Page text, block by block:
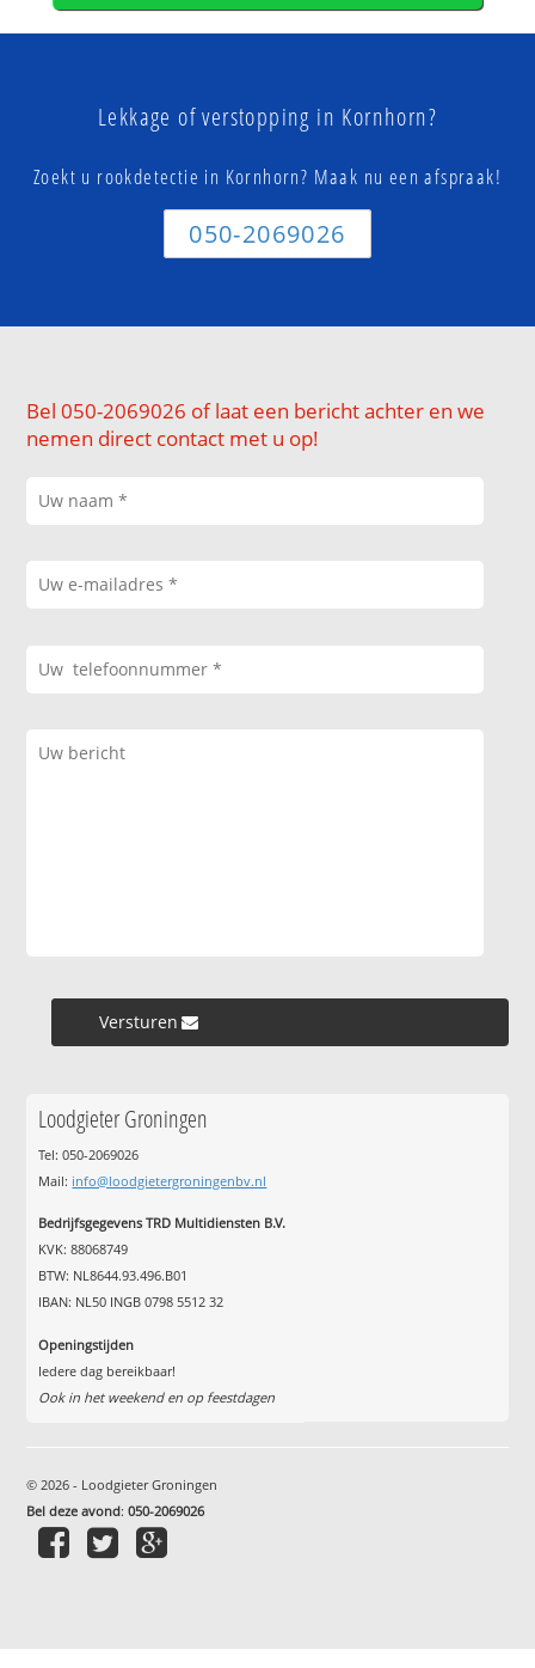
Lekkage of verstopping in Kornhorn?
Zoekt u rookdetectie in Kornhorn? Maak nu een afspraak!
050-2069026
Bel 050-2069026 of laat een bericht achter en we
nemen direct contact met u op!
Versturen »
Loodgieter Groningen
Tel: 050-2069026
Mail: info@loodgietergroningenbv.nl
Bedrijfsgegevens TRD Multidiensten B.V.
KVK: 88068749
BTW: NL8644.93.496.B01
IBAN: NL50 INGB 0798 5512 32
Openingstijden
Iedere dag bereikbaar!
Ook in het weekend en op feestdagen
© 2026 - Loodgieter Groningen
Bel deze avond:050-2069026